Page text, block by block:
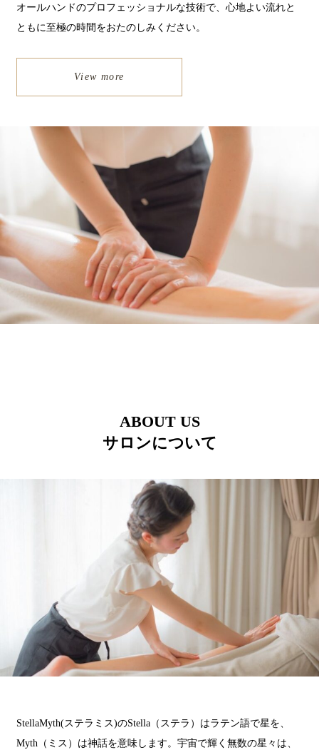
オールハンドのプロフェッショナルな技術で、 心地よい流れと
ともに至極の時間をおたのしみください。
View more
ABOUT US
サロンについて
StellaMyth(ステラミス)のStella（ステラ）はラテン語で星を、
Myth（ミス）は神話を意味します。宇宙で輝く無数の星々は、